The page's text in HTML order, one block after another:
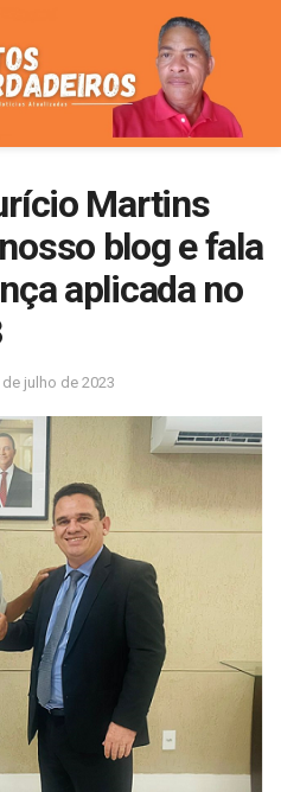
Martins
blog e fala
aplicada no
de julho de 2023